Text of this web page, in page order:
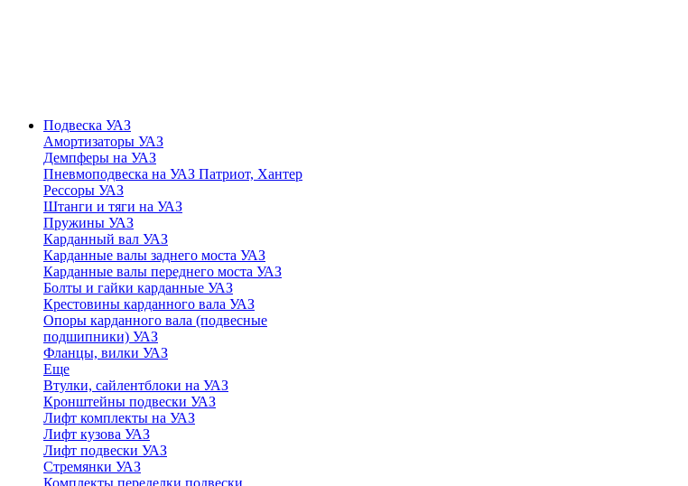
Подвеска УАЗ
Амортизаторы УАЗ
Демпферы на УАЗ
Пневмоподвеска на УАЗ Патриот, Хантер
Рессоры УАЗ
Штанги и тяги на УАЗ
Пружины УАЗ
Карданный вал УАЗ
Карданные валы заднего моста УАЗ
Карданные валы переднего моста УАЗ
Болты и гайки карданные УАЗ
Крестовины карданного вала УАЗ
Опоры карданного вала (подвесные
подшипники) УАЗ
Фланцы, вилки УАЗ
Еще
Втулки, сайлентблоки на УАЗ
Кронштейны подвески УАЗ
Лифт комплекты на УАЗ
Лифт кузова УАЗ
Лифт подвески УАЗ
Стремянки УАЗ
Комплекты переделки подвески